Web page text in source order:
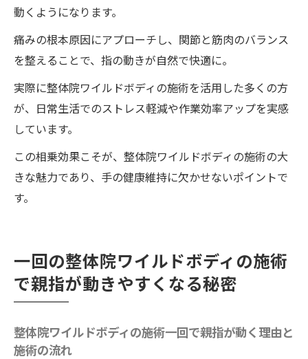
動くようになります。
痛みの根本原因にアプローチし、関節と筋肉のバランス
を整えることで、指の動きが自然で快適に。
実際に整体院ワイルドボディの施術を活用した多くの方
が、日常生活でのストレス軽減や作業効率アップを実感
しています。
この相乗効果こそが、整体院ワイルドボディの施術の大
きな魅力であり、手の健康維持に欠かせないポイントで
す。
一回の整体院ワイルドボディの施術
で親指が動きやすくなる秘密
整体院ワイルドボディの施術一回で親指が動く理由と
施術の流れ